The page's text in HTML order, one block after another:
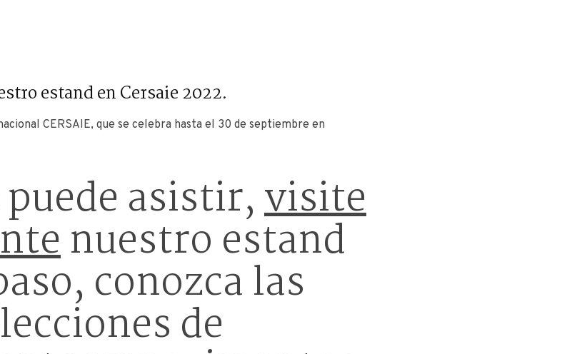
estand en Cersaie 2022.
CERSAIE, que se celebra hasta el 30 de septiembre en
asistir,visite
nuestro estand
conozca las
de